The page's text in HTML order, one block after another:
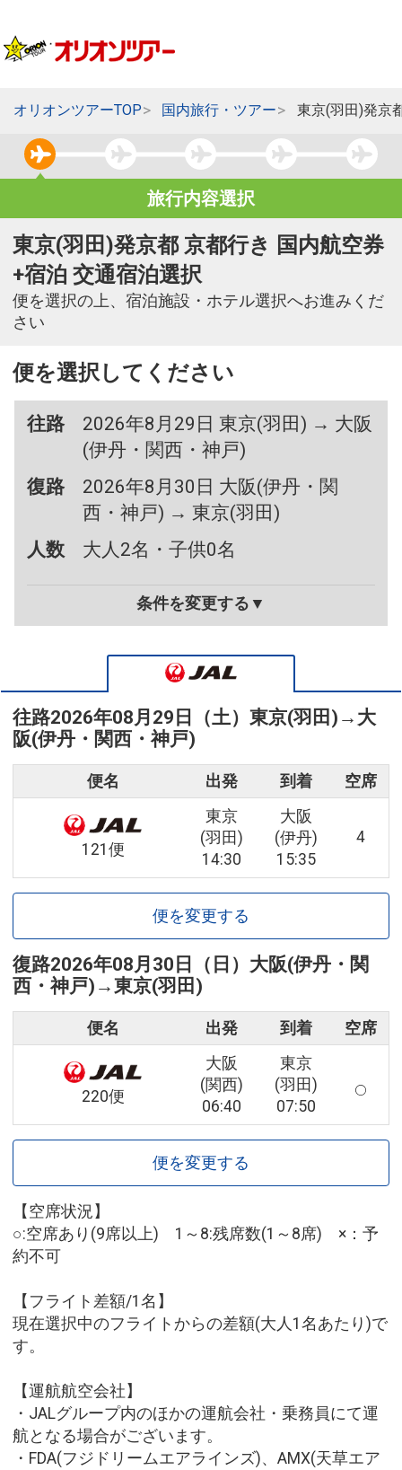
オリオンツアーTOP 国内旅行・ツアー 東京(羽田)発京
旅行内容選択
東京(羽田)発京都 京都行き 国内航空券
+宿泊 交通宿泊選択
便を選択の上、宿泊施設・ホテル選択へお進みくだ
さい
便を選択してください
往路
2026年8月29日 東京(羽田) → 大阪
(伊丹・関西・神戸)
復路
2026年8月30日 大阪(伊丹・関
西・神戸) → 東京(羽田)
人数
大人2名・子供0名
条件を変更する▼
往路2026年08月29日（土） 東京(羽田) → 大
阪(伊丹・関西・神戸)
便名 出発 到着 空席
121便
東京
(羽田)
14:30
大阪
(伊丹)
15:35
4
便を変更する
復路2026年08月30日（日） 大阪(伊丹・関
西・神戸) →東京(羽田)
便名 出発 到着 空席
220便
大阪
(関西)
06:40
東京
(羽田)
07:50
便を変更する
【空席状況】
○:空席あり(9席以上) 1～8:残席数(1～8席) ×：予
約不可
【フライト差額/1名】
現在選択中のフライトからの差額(大人1名あたり)で
す。
【運航航空会社】
・JALグループ内のほかの運航会社・乗務員にて運
航となる場合がございます。
・FDA(フジドリームエアラインズ)、AMX(天草エア